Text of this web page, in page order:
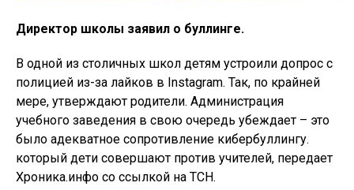
Директор школы заявил о буллинге.
В одной из столичных школ детям устроили допрос с
полицией из-за лайков в Instagram. Так, по крайней
мере, утверждают родители. Администрация
учебного заведения в свою очередь убеждает – это
было адекватное сопротивление кибербуллингу.
который дети совершают против учителей, передает
Хроника.инфо со ссылкой на ТСН.